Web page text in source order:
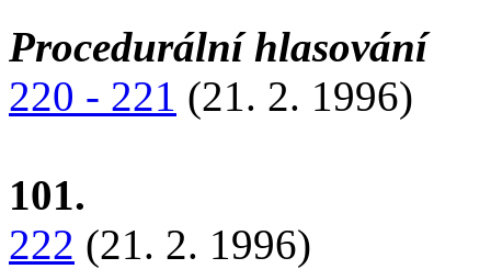
Procedurální hlasování
220 - 221 (21. 2. 1996)
101.
222 (21. 2. 1996)